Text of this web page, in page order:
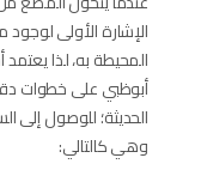
الإشارة الأولى
المحيطة به، لذا يعتمد
أبوظبي على خطوات
الحديثة؛ للوصول
وهي كالتالي: